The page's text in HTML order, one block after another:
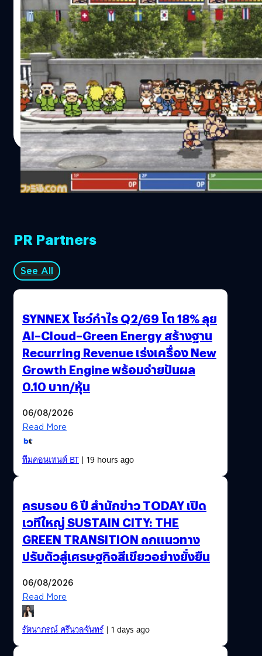
คูนิโอะรวมกีฬา เตรียมกลับมาโหดมันฮาอีกครั้
PlayStation 3
เกมดักแก่สำหรับเกมเมอร์ยุค Gen-X กับเกมดังในอดีตอย่างคู
90 ถือเป็นซีรี่ย์เกมยอดนิยมบนเครื่อง Famicom และ Super
ทาง Arc Sytem ได้เตรียมปัดฝุ่นภาครวมกีฬามาทำใหม่ให้ภา
แกล้งกันได้เมามันบนเครื่อง PS3
Anurat Klikrom| 4383 days ago
Read More
PR Partners
See All
SYNNEX โชว์กำไร Q2/69 โต 18% ลุย
AI–Cloud–Green Energy สร้างฐาน
Recurring Revenue เร่งเครื่อง New
Growth Engine พร้อมจ่ายปันผล
0.10 บาท/หุ้น
06/08/2026
Read More
ทีมคอนเทนต์ BT| 19 hours ago
ครบรอบ 6 ปี สำนักข่าว TODAY เปิด
เวทีใหญ่ SUSTAIN CITY: THE
GREEN TRANSITION ถกแนวทาง
ปรับตัวสู่เศรษฐกิจสีเขียวอย่างยั่งยืน
06/08/2026
Read More
รัตนาภรณ์ ศรีนวลจันทร์| 1 days ago